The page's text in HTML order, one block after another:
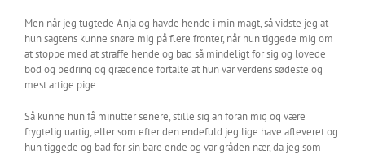
Men når jeg tugtede Anja og havde hende i min magt, så vidste jeg at
hun sagtens kunne snøre mig på flere fronter, når hun tiggede mig om
at stoppe med at straffe hende og bad så mindeligt for sig og lovede
bod og bedring og grædende fortalte at hun var verdens sødeste og
mest artige pige.
Så kunne hun få minutter senere, stille sig an foran mig og være
frygtelig uartig, eller som efter den endefuld jeg lige have afleveret og
hun tiggede og bad for sin bare ende og var gråden nær, da jeg som